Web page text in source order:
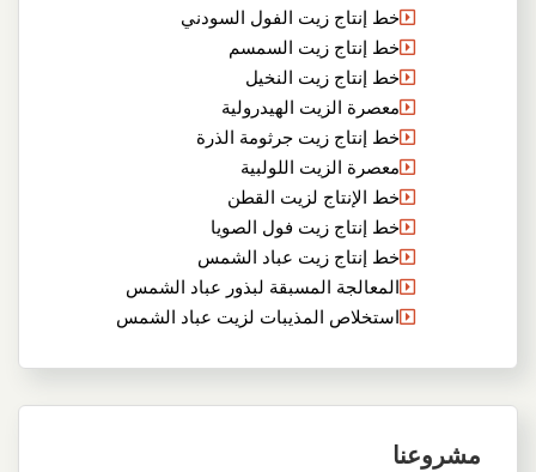
خط إنتاج زيت الفول السودني
خط إنتاج زيت السمسم
خط إنتاج زيت النخيل
معصرة الزيت الهيدرولية
خط إنتاج زيت جرثومة الذرة
معصرة الزيت اللولبية
خط الإنتاج لزيت القطن
خط إنتاج زيت فول الصويا
خط إنتاج زيت عباد الشمس
المعالجة المسبقة لبذور عباد الشمس
استخلاص المذيبات لزيت عباد الشمس
مشروعنا